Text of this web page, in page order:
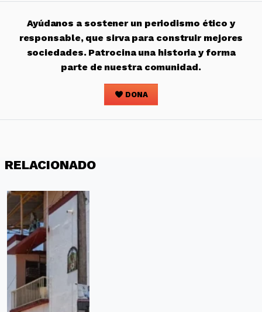
Ayúdanos a sostener un periodismo ético y
responsable, que sirva para construir mejores
sociedades. Patrocina una historia y forma
parte de nuestra comunidad.
DONA
RELACIONADO